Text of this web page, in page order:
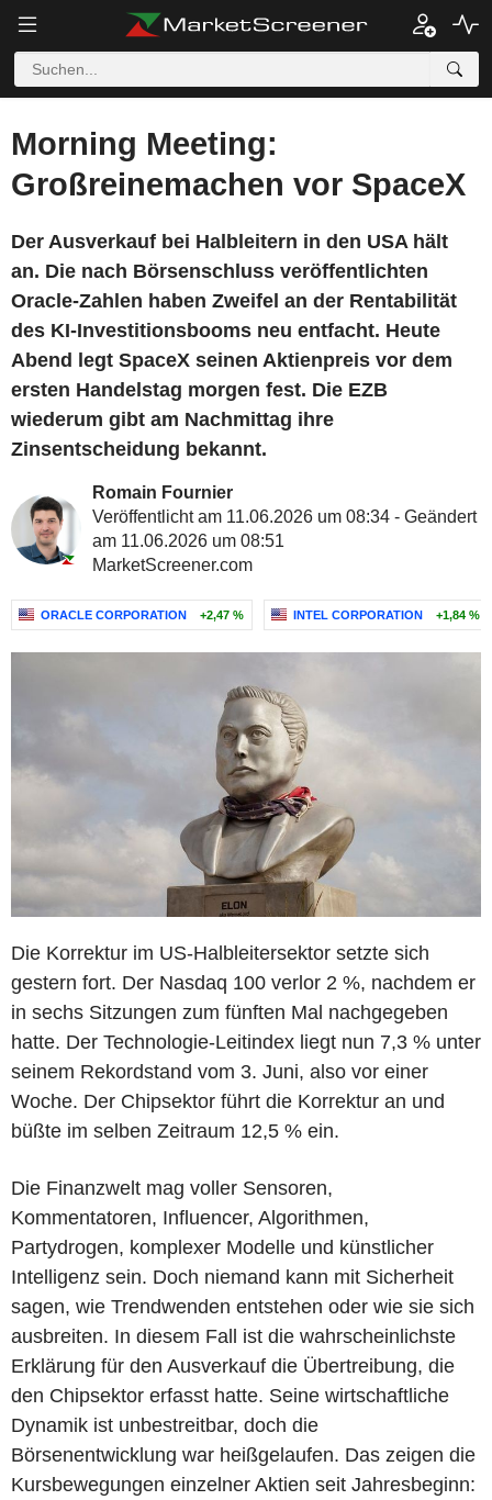
Morning Meeting:
Großreinemachen vor SpaceX
Der Ausverkauf bei Halbleitern in den USA hält
an. Die nach Börsenschluss veröffentlichten
Oracle-Zahlen haben Zweifel an der Rentabilität
des KI-Investitionsbooms neu entfacht. Heute
Abend legt SpaceX seinen Aktienpreis vor dem
ersten Handelstag morgen fest. Die EZB
wiederum gibt am Nachmittag ihre
Zinsentscheidung bekannt.
Romain Fournier
Veröffentlicht am 11.06.2026 um 08:34 - Geändert
am 11.06.2026 um 08:51
MarketScreener.com
ORACLE CORPORATION +2,47 % INTEL CORPORATION +1,84 %
Die Korrektur im US-Halbleitersektor setzte sich
gestern fort. Der Nasdaq 100 verlor 2 %, nachdem er
in sechs Sitzungen zum fünften Mal nachgegeben
hatte. Der Technologie-Leitindex liegt nun 7,3 % unter
seinem Rekordstand vom 3. Juni, also vor einer
Woche. Der Chipsektor führt die Korrektur an und
büßte im selben Zeitraum 12,5 % ein.
Die Finanzwelt mag voller Sensoren,
Kommentatoren, Influencer, Algorithmen,
Partydrogen, komplexer Modelle und künstlicher
Intelligenz sein. Doch niemand kann mit Sicherheit
sagen, wie Trendwenden entstehen oder wie sie sich
ausbreiten. In diesem Fall ist die wahrscheinlichste
Erklärung für den Ausverkauf die Übertreibung, die
den Chipsektor erfasst hatte. Seine wirtschaftliche
Dynamik ist unbestreitbar, doch die
Börsenentwicklung war heißgelaufen. Das zeigen die
Kursbewegungen einzelner Aktien seit Jahresbeginn: